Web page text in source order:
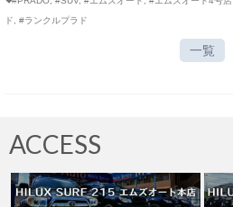
ド
#ランクルプラド
一覧
ACCESS